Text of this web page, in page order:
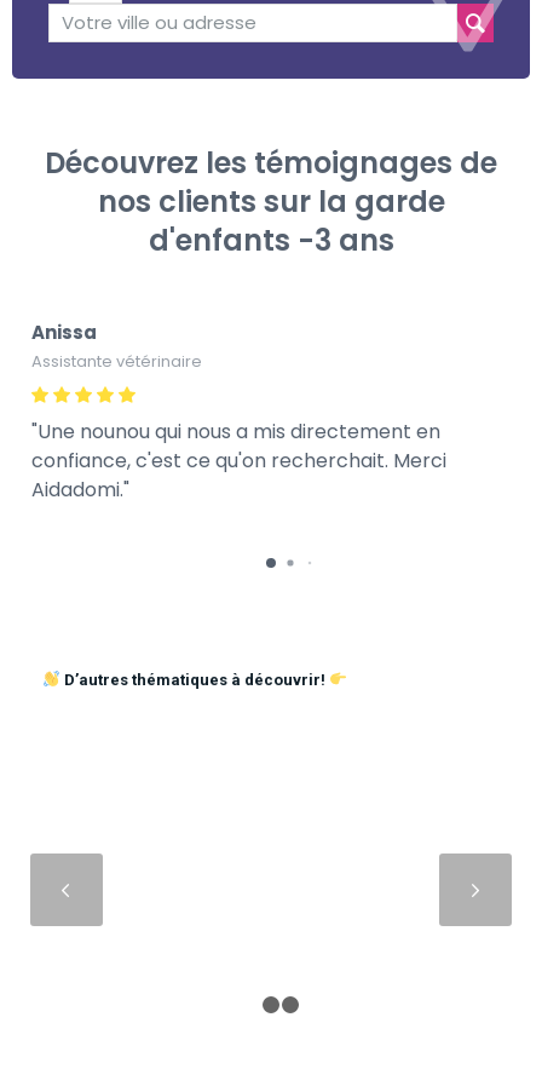
Découvrez les témoignages de
nos clients sur la garde
d'enfants -3 ans
Anissa
Assistante vétérinaire
Une nounou qui nous a mis directement en
confiance, c'est ce qu'on recherchait. Merci
Aidadomi.
D’autres thématiques à découvrir!